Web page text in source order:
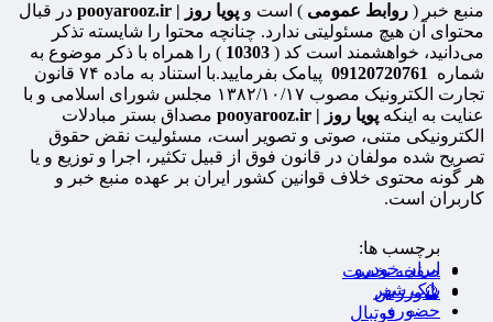
صفحه نخست
🔮ورزش
فوتبال
منبع خبر ( روابط عمومی ) است و پویا روز | pooyarooz.ir
در قبال
محتوای آن هیچ مسئولیتی ندارد. چنانچه محتوا را شایسته تذکر
می‌دانید، خواهشمند است کد (
) را همراه با ذکر موضوع به
شماره
پیامک بفرمایید.با استناد به ماده ۷۴ قانون
تجارت الکترونیک مصوب ۱۳۸۲/۱۰/۱۷ مجلس شورای اسلامی و با
عنایت به اینکه پویا روز | pooyarooz.ir
مصداق بستر مبادلات
الکترونیکی متنی، صوتی و تصویر است، مسئولیت نقض حقوق
تصریح شده مولفان در قانون فوق از قبیل تکثیر، اجرا و توزیع و یا
هر گونه محتوی خلاف قوانین کشور ایران بر عهده منبع خبر و
کاربران است.
برچسب ها:
ایران خودرو
بانک شهر
حضوری